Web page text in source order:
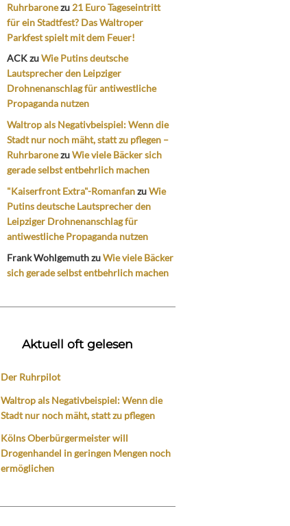
Ruhrbaronezu 21 Euro Tageseintritt
für ein Stadtfest? Das Waltroper
Parkfest spielt mit dem Feuer!
ACKzuWie Putins deutsche
Lautsprecher den Leipziger
Drohnenanschlag für antiwestliche
Propaganda nutzen
Waltrop als Negativbeispiel: Wenn die
Stadt nur noch mäht, statt zu pflegen –
RuhrbaronezuWie viele Bäcker sich
gerade selbst entbehrlich machen
"Kaiserfront Extra"-RomanfanzuWie
Putins deutsche Lautsprecher den
Leipziger Drohnenanschlag für
antiwestliche Propaganda nutzen
Frank WohlgemuthzuWie viele Bäcker
sich gerade selbst entbehrlich machen
Aktuell oft gelesen
Der Ruhrpilot
Waltrop als Negativbeispiel: Wenn die
Stadt nur noch mäht, statt zu pflegen
Kölns Oberbürgermeister will
Drogenhandel in geringen Mengen noch
ermöglichen